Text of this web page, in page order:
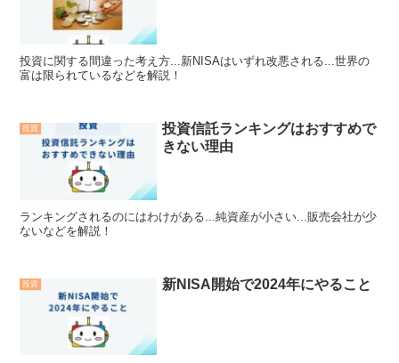
投資に関する間違った考え方...新NISAはいずれ改悪される...世界の
富は限られているなどを解説！
投資
投資信託ランキングはおすすめで
きない理由
ランキングされるのにはわけがある...純資産が小さい...販売会社が少
ないなどを解説！
投資 新NISA開始で2024年にやること